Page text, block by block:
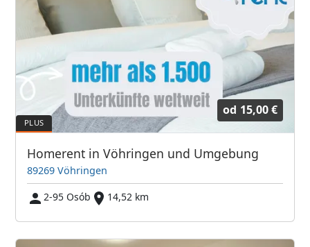
od 15,00 €
Homerent in Vöhringen und Umgebung
89269 Vöhringen
2-95 Osób
14,52 km